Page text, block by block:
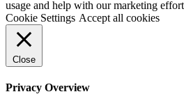
usage and help with our marketing
Cookie Settings Accept all cookies
Close
Privacy Overview